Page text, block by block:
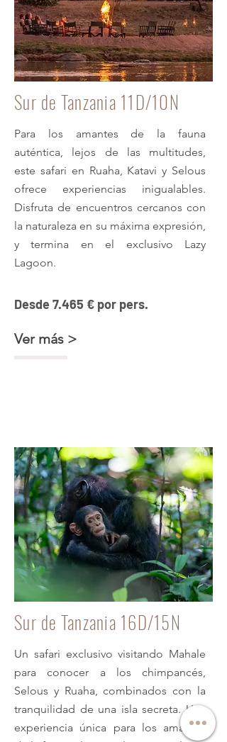
Sur de Tanzania 11D/10N
Para los amantes de la fauna
auténtica, lejos de las multitudes,
este safari en Ruaha, Katavi y Selous
ofrece experiencias inigualables.
Disfruta de encuentros cercanos con
la naturaleza en su máxima expresión,
y termina en el exclusivo Lazy
Lagoon.
Desde 7.465 € por pers.
Ver más >
Sur de Tanzania 16D/15N
Un safari exclusivo visitando Mahale
para conocer a los chimpancés,
Selous y Ruaha, combinados con la
tranquilidad de una isla secreta. Una
experiencia única para los amantes